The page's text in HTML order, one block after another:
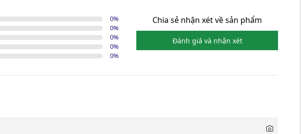
0%
0%
0%
0%
0%
Chia sẻ nhận xét về sản phẩm
Đánh giá và nhận xét